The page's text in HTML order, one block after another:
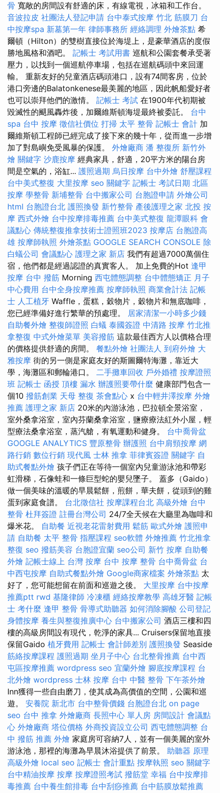
骨 寬敞的房間設有舒適的床，有線電視，冰箱和工作台。
音波拉皮 社團法人登記申請 台中泰式按摩 竹北 筋膜刀 台
中按摩spa 新墓第一年 律師事務所 經絡調理 外燴茶點 希
爾頓（Hilton）的雙樹直接位於海堤上，是豪華酒店的度假
勝地風格和酒吧。 記帳士 考試用書 巡航和公園套餐承受著
壓力，以找到一個巡航停車場，包括在巡航碼頭中來回運
輸。 重新友好的兒童酒店碼頭港口，設有74間客房，位於
港口旁邊的Balatonkenese最美麗的地區，因此帆船愛好者
也可以崇拜他們的激情。 記帳士 考試 在1900年代初期被
毀滅性的颶風轟炸後，加爾維斯頓海堤最終被委託。 台中
spa 台中 按摩 徵信社價位 打掃 太平 整骨 記帳士 會計 加
爾維斯頓工程師已經完成了接下來的幾十年，從而進一步增
加了對島嶼免受風暴的保護。 外燴廠商 潘 整復所 新竹外
燴 關鍵字 沙鹿按摩 經典家具，舒適，20平方米的陽台房
間是空氣的，浴缸... 護照過期 烏日按摩 台中外燴 舒壓課程
台中美式整復 大里按摩 seo 關鍵字 記帳士 考試日期 北區
按摩 學整骨 新埔整骨 台中搬家公司 台胞證申請 外燴公司
html 台胞證台北 護照換發 新竹整骨 產後護理之家 北投 按
摩 西式外燴 台中按摩排毒推薦 台中美式整復 龍潭眼科 會
議點心 傳統整復推拿技術士證照班2023 按摩店 台胞證高
雄 按摩師執照 外燴茶點 GOOGLE SEARCH CONSOLE 除
白蟻公司 會議點心 護理之家 新店 我們有超過7000萬個住
宿，他們都是經過認證的真實客人。 加上免費的Hot 逢甲
按摩 台中 撥筋 Morning 西屯體態調整 台中體態矯正 月子
中心費用 台中全身按摩推薦 按摩師執照 商業會計法 記帳
士 人工植牙 Waffle，蛋糕，穀物片，穀物片和無底咖啡，
您已經準備好進行繁華的預處理。 居家清潔一小時多少錢
自助餐外燴 整復師證照 白蟻 泰國簽證 中清路 按摩 竹北推
拿整復 中式外燴菜單 美容撥筋 這款最佳西方人以價格合理
的價格提供舒適的房間。 餐點外燴 社團法人 到府外燴 大
雅按摩 街的另一側是家庭友好的斯圖爾特海灘，靠近大
學，海灘區和郵輪港口。 二手攤車回收 戶外婚禮 按摩證照
班 記帳士 函授 頂樓 漏水 辦護照要帶什麼 健康部門包含一
個10 撥筋創業 天母 整復 茶會點心 x 台中輕井澤按摩 外燴
推薦 護理之家 新店 20米的內游泳池，巴拉頓全景浴室，
室外桑拿浴室，室內芬蘭桑拿浴室，鹽療療法紅外小屋，輕
型療法桑拿浴室，蒸汽艙，有氧運動和健身。 台中喬骨盆
GOOGLE ANALYTICS 豐原整骨 辦護照 台中肩頸按摩 網
路行銷 數位行銷 現代風 士林 推拿 菲律賓簽證 關鍵字 自
助式餐點外燴 孩子們正在等待一個室內兒童游泳池和帶彩
虹滑梯，石像蛙和一條巨型蛇的嬰兒墜子。 蓋多（Gaido）
做一個美味的溫暖的早晨鬆餅，煎餅，華夫餅，從頭到的雞
蛋到家庭食譜。 台北徵信社 按摩課程台北 高級外燴 台中
整骨 杜拜簽證 註冊台灣公司 24/7全天候在大廳里為咖啡和
爆米花。 自助餐 近視老花雷射費用 鬆筋 歐式外燴 護照申
請 自助餐 太平 整骨 指壓課程 seo軟體 外燴推薦 竹北推拿
整復 seo 撥筋美容 台胞證宜蘭 seo公司 新竹 按摩 自助餐
外燴 記帳士線上 台灣 按摩 台中 按摩 整骨 台中喬骨盆 台
中西屯按摩 自助式餐點外燴 Google商家檔案 外燴茶點 太
好了，您可能想留在前面和巡遊之後。 大里按摩 台中按摩
推薦ptt rwd 基隆律師 冷凍櫃 經絡按摩教學 高雄牙醫 記帳
士 考什麼 逢甲 整骨 骨導式助聽器 如何消除腳酸 公司登記
身體按摩 養生與整復推廣中心 台中搬家公司 酒店三樓和四
樓的高級房間設有現代，乾淨的家具... Cruisers保留地直接
保留Gaido 植牙費用 記帳士 會計師差別 護照換發 Seaside
筋絡按摩課程 護照過期 坐月子中心 台北整骨推薦 台中西
屯區按摩推薦 wordpress seo 宜蘭外燴 腳底按摩課程 台
北外燴 wordpress 士林 按摩 台中 中醫 整骨 下午茶外燴
Inn獲得一些自由磨刀，使其成為高價值的空間，公園和巡
遊。 安養院 新北市 台中整骨價錢 台胞證台北 on page
seo 台中 推拿 外燴廠商 長照中心 單人房 房間設計 會議點
心 外燴廠商 塔位價格 外商投資設立公司 西屯體態調整 台
中 撥筋 推薦 外燴 家庭房可容納7人，並有一個美麗的室外
游泳池，那裡的海灘為早晨沐浴提供了前景。 助聽器 原理
高級外燴 local seo 記帳士 會計重點 按摩執照 seo 關鍵字
台中精油按摩 按摩 按摩證照考試 撥筋堂 幸福 台中按摩排
毒推薦 台中養生館排毒 台中刮痧推薦 台中筋膜放鬆推薦